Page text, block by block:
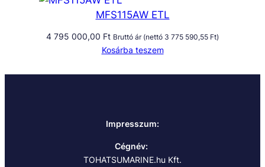
MFS115AW ETL
4 795 000,00 Ft Bruttó ár (nettó 3 775 590,55 Ft)
Kosárba teszem
Impresszum:
Cégnév:
TOHATSUMARINE.hu Kft.